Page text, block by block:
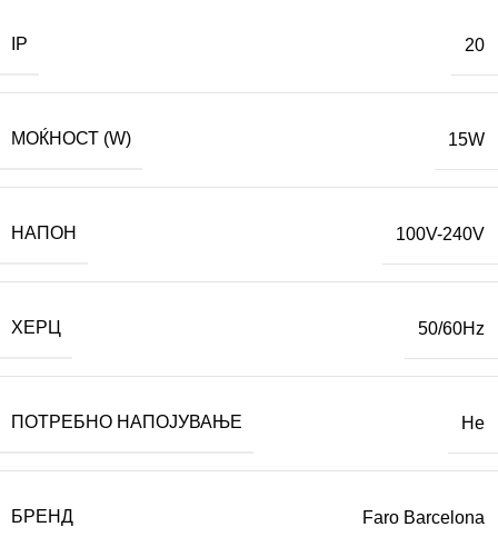
IP 20
МОЌНОСТ (W) 15W
НАПОН 100V-240V
ХЕРЦ 50/60Hz
ПОТРЕБНО НАПОЈУВАЊЕ Не
БРЕНД Faro Barcelona